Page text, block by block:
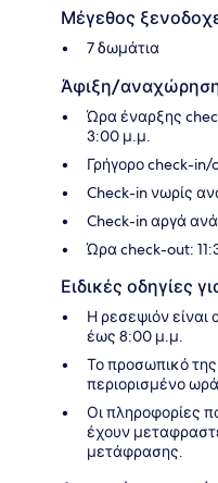
Μέγεθος
7 δωμάτια
Άφιξη/
Ώρα έναρξης
3:00 μ.μ.
Γρήγορο check-in/
Check-in νωρίς
Check-in αργά
Ώρα check-out:
Ειδικές οδηγίες
Η ρεσεψιόν
έως 8:00 μ.μ.
Το προσωπικό της
περιορισμένο
Οι πληροφορίες
έχουν
μετάφρασης.